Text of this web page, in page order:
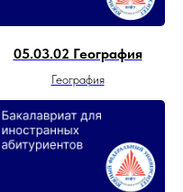
05.03.02 География
География